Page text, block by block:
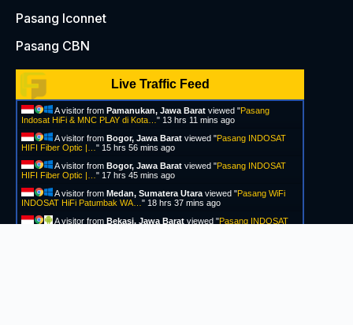
Pasang Iconnet
Pasang CBN
Live Traffic Feed
A visitor from Pamanukan, Jawa Barat viewed "Pasang
Indosat HiFi & MNC PLAY di Kota… " 13 hrs 11 mins ago
A visitor from Bogor, Jawa Barat viewed "Pasang INDOSAT
HIFI Fiber Optic |… " 15 hrs 56 mins ago
A visitor from Bogor, Jawa Barat viewed "Pasang INDOSAT
HIFI Fiber Optic |… " 17 hrs 45 mins ago
A visitor from Medan, Sumatera Utara viewed "Pasang WiFi
INDOSAT HiFi Patumbak WA… " 18 hrs 37 mins ago
A visitor from Bekasi, Jawa Barat viewed "Pasang INDOSAT